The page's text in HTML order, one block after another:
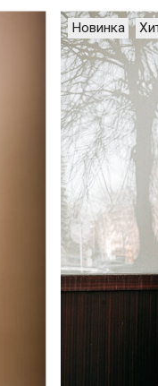
Новинка